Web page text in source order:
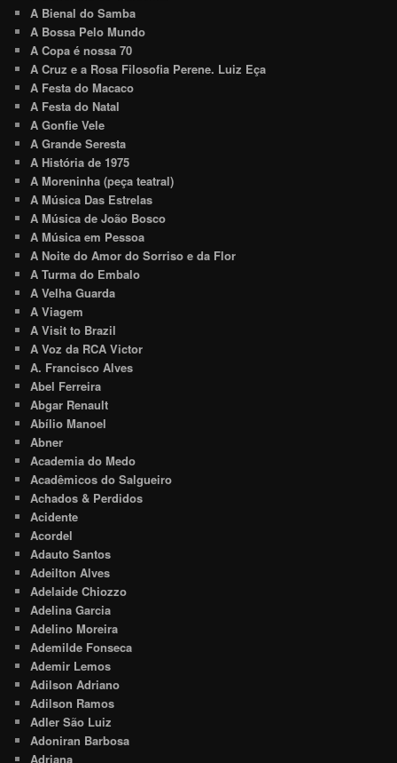
A Bienal do Samba
A Bossa Pelo Mundo
A Copa é nossa 70
A Cruz e a Rosa Filosofia Perene. Luiz Eça
A Festa do Macaco
A Festa do Natal
A Gonfie Vele
A Grande Seresta
A História de 1975
A Moreninha (peça teatral)
A Música Das Estrelas
A Música de João Bosco
A Música em Pessoa
A Noite do Amor do Sorriso e da Flor
A Turma do Embalo
A Velha Guarda
A Viagem
A Visit to Brazil
A Voz da RCA Victor
A. Francisco Alves
Abel Ferreira
Abgar Renault
Abílio Manoel
Abner
Academia do Medo
Acadêmicos do Salgueiro
Achados & Perdidos
Acidente
Acordel
Adauto Santos
Adeilton Alves
Adelaide Chiozzo
Adelina Garcia
Adelino Moreira
Ademilde Fonseca
Ademir Lemos
Adilson Adriano
Adilson Ramos
Adler São Luiz
Adoniran Barbosa
Adriana